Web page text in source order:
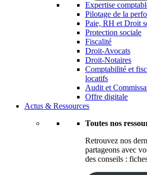
Expertise
Pilotage de la
Paie, RH et Droit
Protection sociale
Fiscalité
Droit-Avocats
Droit-Notaires
Comptabilité et
locatifs
Audit et
Offre digitale
Actus & Ressources
Toutes nos
Retrouvez nos
partageons avec
des conseils :